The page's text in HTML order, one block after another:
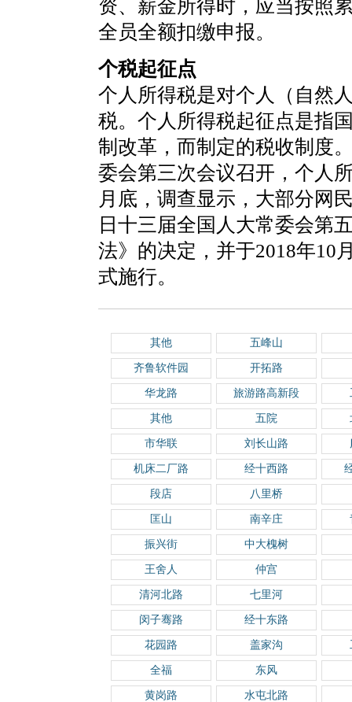
资、薪金所得时，应当按照
全员全额扣缴申报。
个税起征点
个人所得税是对个人（自然
税。个人所得税起征点是指
制改革，而制定的税收制度
委会第三次会议召开，个人
月底，调查显示，大部分网
日十三届全国人大常委会第
法》的决定，并于2018年10
式施行。
其他 五峰山
齐鲁软件园 开拓路
华龙路 旅游路高新段
其他 五院
市华联 刘长山路
机床二厂路 经十西路
段店 八里桥
匡山 南辛庄
振兴街 中大槐树
王舍人 仲宫
清河北路 七里河
闵子骞路 经十东路
花园路 盖家沟
全福 东风
黄岗路 水屯北路